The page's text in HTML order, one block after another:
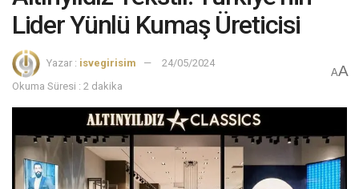
Lider Yünlü Kumaş Üreticisi
Yazar : isvegirisim
24/05/2024
Okuma Süresi : 2 dakika
AA